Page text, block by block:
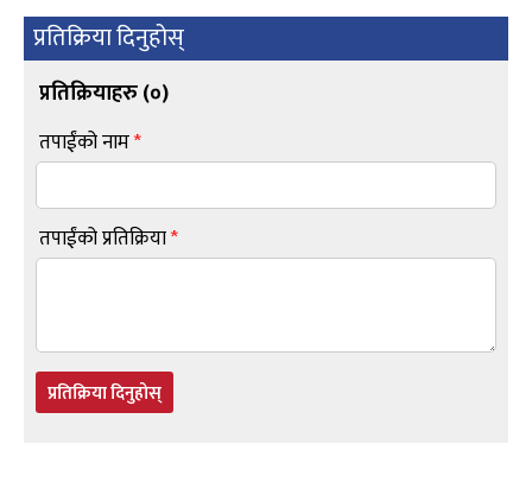
प्रतिक्रिया दिनुहोस्
प्रतिक्रियाहरु (०)
तपाईंको नाम*
तपाईंको प्रतिक्रिया*
प्रतिक्रिया दिनुहोस्